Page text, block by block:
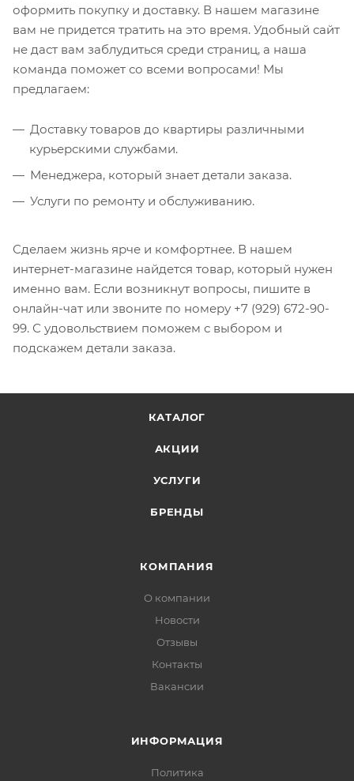
оформить покупку и доставку. В нашем магазине
вам не придется тратить на это время. Удобный сайт
не даст вам заблудиться среди страниц, а наша
команда поможет со всеми вопросами! Мы
предлагаем:
Доставку товаров до квартиры различными
курьерскими службами.
Менеджера, который знает детали заказа.
Услуги по ремонту и обслуживанию.
Сделаем жизнь ярче и комфортнее. В нашем
интернет-магазине найдется товар, который нужен
именно вам. Если возникнут вопросы, пишите в
онлайн-чат или звоните по номеру +7 (929) 672-90-
99. С удовольствием поможем с выбором и
подскажем детали заказа.
КАТАЛОГ
АКЦИИ
УСЛУГИ
БРЕНДЫ
КОМПАНИЯ
О компании
Новости
Отзывы
Контакты
Вакансии
ИНФОРМАЦИЯ
Политика